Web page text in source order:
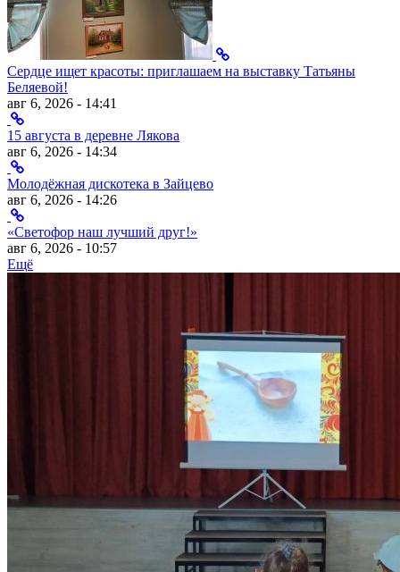
Сердце ищет красоты: приглашаем на выставку Татьяны
Беляевой!
авг 6, 2026 - 14:41
15 августа в деревне Лякова
авг 6, 2026 - 14:34
Молодёжная дискотека в Зайцево
авг 6, 2026 - 14:26
«Светофор наш лучший друг!»
авг 6, 2026 - 10:57
Ещё